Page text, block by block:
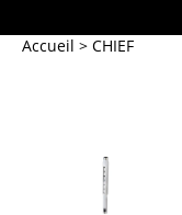
Accueil > CHIEF